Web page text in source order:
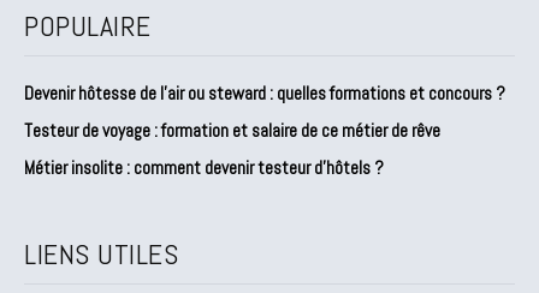
POPULAIRE
Devenir hôtesse de l’air ou steward : quelles formations et concours ?
Testeur de voyage : formation et salaire de ce métier de rêve
Métier insolite : comment devenir testeur d’hôtels ?
LIENS UTILES